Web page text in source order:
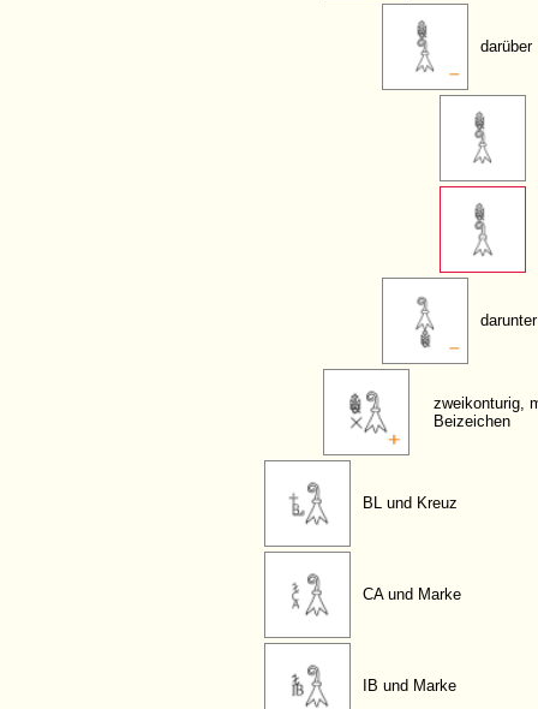
darüber
darunter
zweikonturig,
Beizeichen
BL und Kreuz
CA und Marke
IB und Marke